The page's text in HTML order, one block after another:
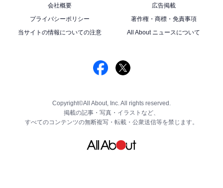
会社概要
広告掲載
プライバシーポリシー
著作権・商標・免責事項
当サイトの情報についての注意
All About ニュースについて
Copyright©All About, Inc. All rights reserved.
掲載の記事・写真・イラストなど、
すべてのコンテンツの無断複写・転載・公衆送信等を禁じます。